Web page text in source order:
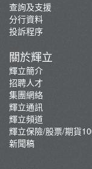
聯絡我們
最新推廣及優惠
防騙及網絡安全資訊
查詢及支援
分行資料
投訴程序
關於輝立
輝立簡介
招聘人才
集團網絡
輝立通訊
輝立頻道
輝立保險/股票/期貨
新聞稿